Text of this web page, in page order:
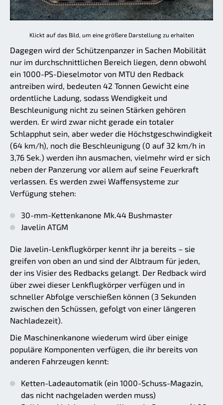
Klickt auf das Bild, um eine größere Darstellung zu erhalten
Dagegen wird der Schützenpanzer in Sachen Mobilität
nur im durchschnittlichen Bereich liegen, denn obwohl
ein 1000-PS-Dieselmotor von MTU den Redback
antreiben wird, bedeuten 42 Tonnen Gewicht eine
ordentliche Ladung, sodass Wendigkeit und
Beschleunigung nicht zu seinen Stärken gehören
werden. Er wird zwar nicht gerade ein totaler
Schlapphut sein, aber weder die Höchstgeschwindigkeit
(64 km/h), noch die Beschleunigung (0 auf 32 km/h in
3,76 Sek.) werden ihn ausmachen, vielmehr wird er sich
neben der Panzerung vor allem auf seine Feuerkraft
verlassen. Es werden zwei Waffensysteme zur
Verfügung stehen:
30-mm-Kettenkanone Mk.44 Bushmaster
Javelin ATGM
Die Javelin-Lenkflugkörper kennt ihr ja bereits – sie
greifen von oben an und sind der Albtraum für jeden,
der ins Visier des Redbacks gelangt. Der Redback wird
über zwei dieser Lenkflugkörper verfügen und in
schneller Abfolge verschießen können (3 Sekunden
zwischen den Schüssen, gefolgt von einer längeren
Nachladezeit).
Die Maschinenkanone wiederum wird über einige
populäre Komponenten verfügen, die ihr bereits von
anderen Fahrzeugen kennt:
Ketten-Ladeautomatik (ein 1000-Schuss-Magazin,
das nicht nachgeladen werden muss)